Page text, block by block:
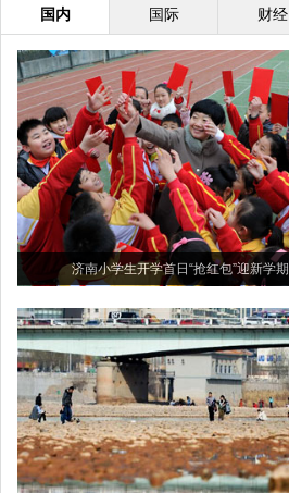
国内 国际 财经
济南小学生开学首日“抢红包”迎新学期